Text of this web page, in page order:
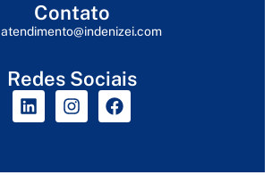
Contato
atendimento@indenizei.com
Redes Sociais